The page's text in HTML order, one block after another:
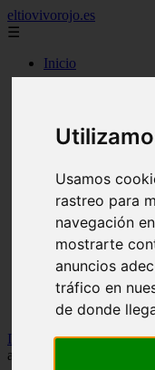
Usamos
rastreo para
navegación
mostrarte
anuncios
tráfico en
de donde
eltiovivorojo.es
☰
Inicio
argentina
carnes
espana
huevos
mariscos
otros
postres
reposteria
venezuela
verduras
Inicio
recetas >El
a funcionar tras los fallos